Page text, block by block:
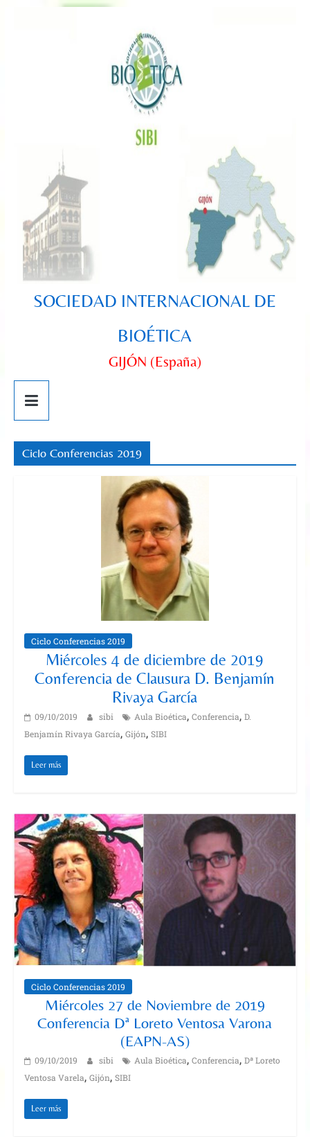
SOCIEDAD INTERNACIONAL DE
BIOÉTICA
GIJÓN (España)
Ciclo Conferencias 2019
Ciclo Conferencias 2019
Miércoles 4 de diciembre de 2019
Conferencia de Clausura D. Benjamín
Rivaya García
09/10/2019 sibi Aula Bioética, Conferencia, D.
Benjamín Rivaya García, Gijón, SIBI
Leer más
Ciclo Conferencias 2019
Miércoles 27 de Noviembre de 2019
Conferencia Dª Loreto Ventosa Varona
(EAPN-AS)
09/10/2019 sibi Aula Bioética, Conferencia, Dª Loreto
Ventosa Varela, Gijón, SIBI
Leer más